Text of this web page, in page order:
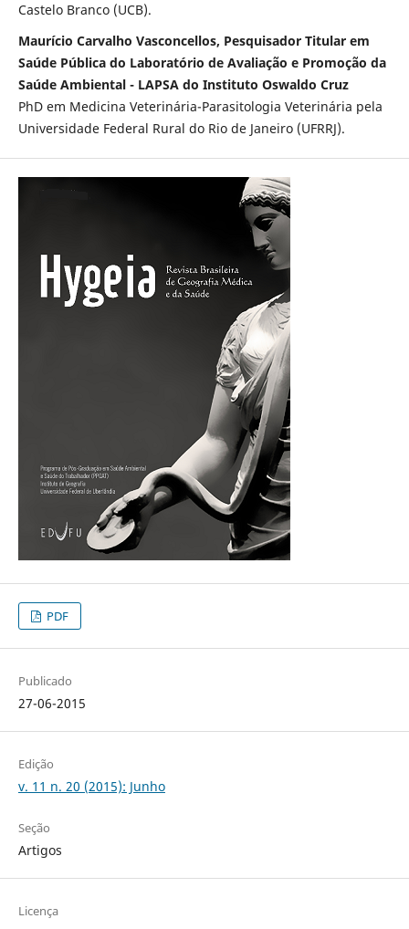
Castelo Branco (UCB).
Maurício Carvalho Vasconcellos, Pesquisador Titular em
Saúde Pública do Laboratório de Avaliação e Promoção da
Saúde Ambiental - LAPSA do Instituto Oswaldo Cruz
PhD em Medicina Veterinária-Parasitologia Veterinária pela
Universidade Federal Rural do Rio de Janeiro (UFRRJ).
PDF
Publicado
27-06-2015
Edição
v. 11 n. 20 (2015): Junho
Seção
Artigos
Licença